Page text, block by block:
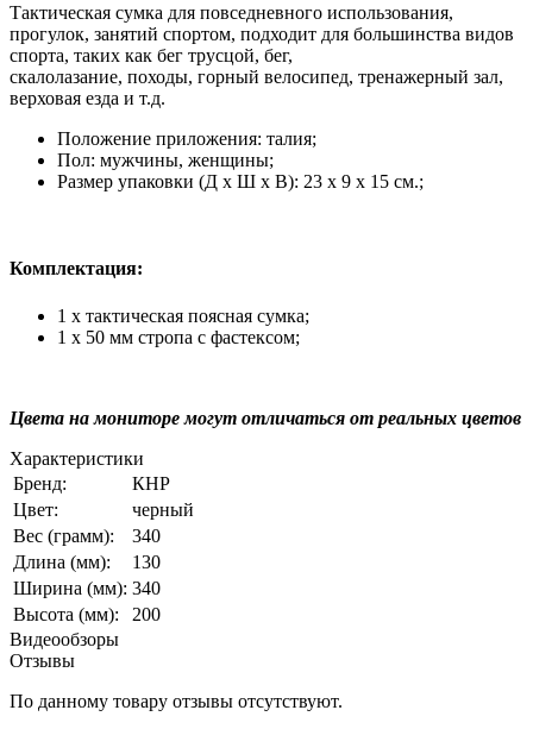
Тактическая сумка для повседневного использования,
прогулок, занятий спортом, подходит для большинства видов
спорта, таких как бег трусцой, бег,
скалолазание, походы, горный велосипед, тренажерный зал,
верховая езда и т.д.
Положение приложения: талия;
Пол: мужчины, женщины;
Размер упаковки (Д х Ш х В): 23 х 9 х 15 см.;
Комплектация:
1 х тактическая поясная сумка;
1 х 50 мм стропа с фастексом;
Цвета на мониторе могут отличаться от реальных цветов
Характеристики
Бренд:
КНР
Цвет:
черный
Вес (грамм):
340
Длина (мм):
130
Ширина (мм): 340
Высота (мм):
200
Видеообзоры
Отзывы
По данному товару отзывы отсутствуют.